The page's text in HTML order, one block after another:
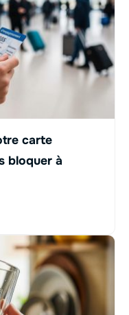
carte
bloquer à